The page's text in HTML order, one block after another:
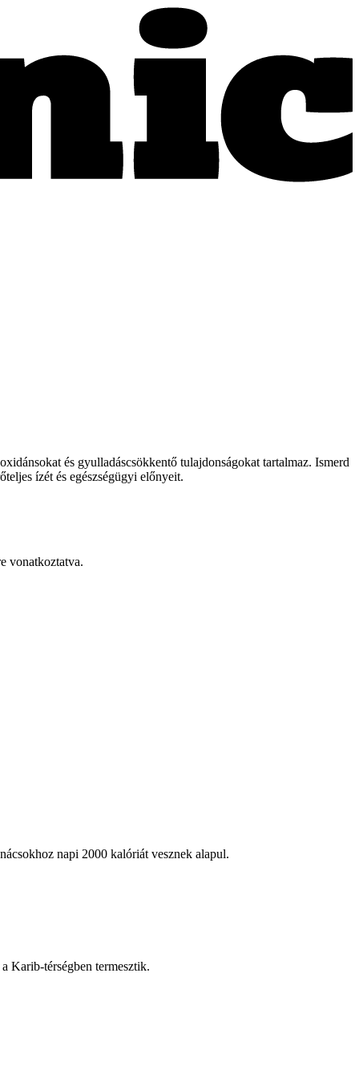
és gyulladáscsökkentő tulajdonságokat tartalmaz. Ismerd
ízét és egészségügyi előnyeit.
vonatkoztatva.
napi 2000 kalóriát vesznek alapul.
Karib-térségben termesztik.